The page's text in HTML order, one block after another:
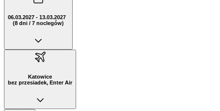
06.03.2027 - 13.03.2027
(8 dni / 7 noclegów)
Katowice
bez przesiadek, Enter Air